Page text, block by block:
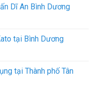
Dĩ An Bình Dương
tại Bình Dương
tại Thành phố Tân